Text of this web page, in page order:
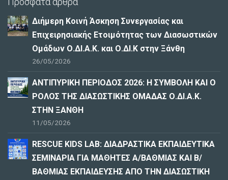
Διήμερη Κοινή Άσκηση Συνεργασίας και
Επιχειρησιακής Ετοιμότητας των Διασωστικών
Ομάδων Ο.ΔΙ.Α.Κ. και Ο.ΔΙ.Κ στην Ξάνθη
26/05/2026
ΑΝΤΙΠΥΡΙΚΗ ΠΕΡΙΟΔΟΣ 2026: Η ΣΥΜΒΟΛΗ ΚΑΙ Ο
ΡΟΛΟΣ ΤΗΣ ΔΙΑΣΩΣΤΙΚΗΣ ΟΜΑΔΑΣ Ο.ΔΙ.Α.Κ.
ΣΤΗΝ ΞΑΝΘΗ
11/05/2026
RESCUE KIDS LAB: ΔΙAΔΡΑΣΤΙΚΑ ΕΚΠΑΙΔΕΥΤΙΚΑ
ΣΕΜΙΝΑΡΙΑ ΓΙΑ ΜΑΘΗΤΕΣ Α/ΒΑΘΜΙΑΣ ΚΑΙ Β/
ΒΑΘΜΙΑΣ ΕΚΠΑΙΔΕΥΣΗΣ ΑΠΟ ΤΗΝ ΔΙΑΣΩΣΤΙΚΗ